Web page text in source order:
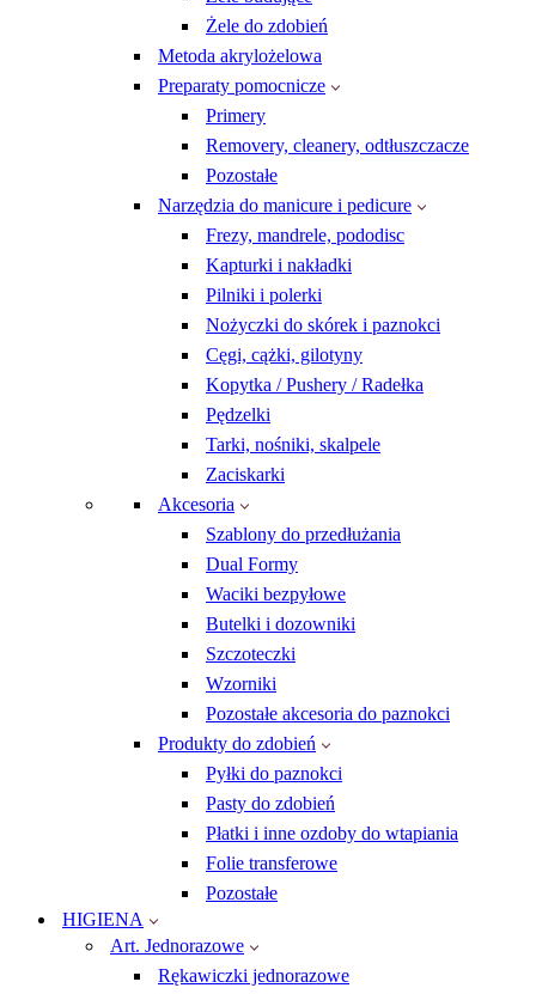
Żele do zdobień
Metoda akrylożelowa
Preparaty pomocnicze
Primery
Removery, cleanery, odtłuszczacze
Pozostałe
Narzędzia do manicure i pedicure
Frezy, mandrele, pododisc
Kapturki i nakładki
Pilniki i polerki
Nożyczki do skórek i paznokci
Cęgi, cążki, gilotyny
Kopytka / Pushery / Radełka
Pędzelki
Tarki, nośniki, skalpele
Zaciskarki
Akcesoria
Szablony do przedłużania
Dual Formy
Waciki bezpyłowe
Butelki i dozowniki
Szczoteczki
Wzorniki
Pozostałe akcesoria do paznokci
Produkty do zdobień
Pyłki do paznokci
Pasty do zdobień
Płatki i inne ozdoby do wtapiania
Folie transferowe
Pozostałe
HIGIENA
Art. Jednorazowe
Rękawiczki jednorazowe